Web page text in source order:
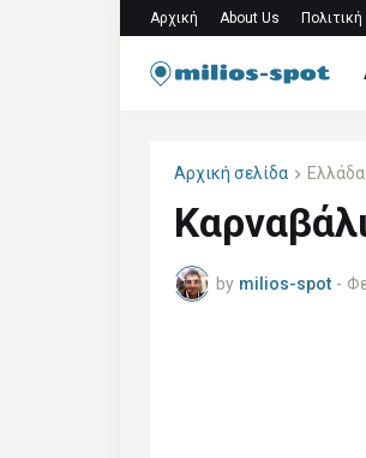
Αρχική About Us
Αρχική σελίδα Ελλάδα
by milios-spot -